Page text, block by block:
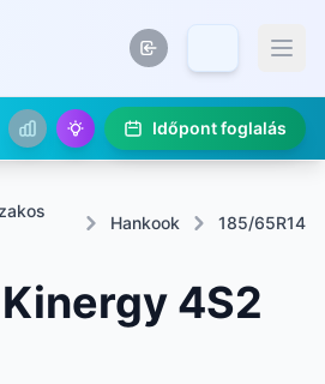
Időpont foglalás
Hankook 185/65R14
4S2